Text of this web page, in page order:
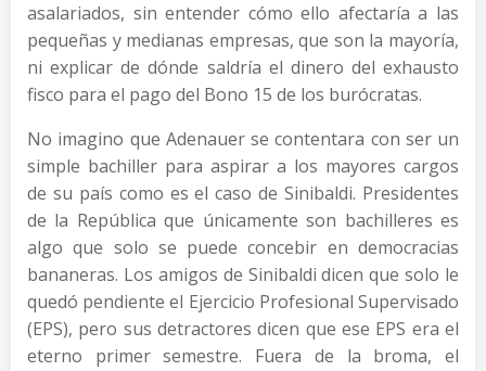
asalariados, sin entender cómo ello afectaría a las
pequeñas y medianas empresas, que son la mayoría,
ni explicar de dónde saldría el dinero del exhausto
fisco para el pago del Bono 15 de los burócratas.
No imagino que Adenauer se contentara con ser un
simple bachiller para aspirar a los mayores cargos
de su país como es el caso de Sinibaldi. Presidentes
de la República que únicamente son bachilleres es
algo que solo se puede concebir en democracias
bananeras. Los amigos de Sinibaldi dicen que solo le
quedó pendiente el Ejercicio Profesional Supervisado
(EPS), pero sus detractores dicen que ese EPS era el
eterno primer semestre. Fuera de la broma, el